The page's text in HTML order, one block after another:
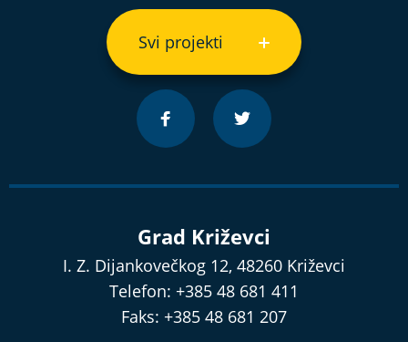
Svi projekti
Grad Križevci
I. Z. Dijankovečkog 12, 48260 Križevci
Telefon: +385 48 681 411
Faks: +385 48 681 207